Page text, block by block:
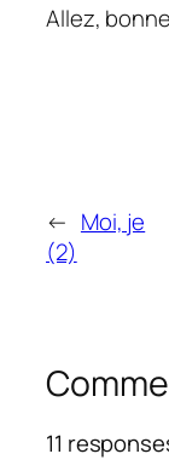
Allez,
← Moi, je
(2)
11